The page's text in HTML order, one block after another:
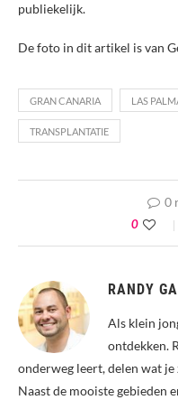
publiekelijk.
De foto in dit artikel is van
GRAN CANARIA LAS
TRANSPLANTATIE
0
0
RANDY
Als klein
ontdekken.
onderweg leert, delen wat
Naast de mooiste gebieden